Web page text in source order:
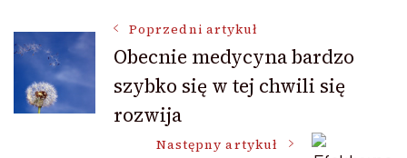
Nawigacja
wpisu
Poprzedni artykuł
Obecnie medycyna bardzo
szybko się w tej chwili się
rozwija
Następny artykuł